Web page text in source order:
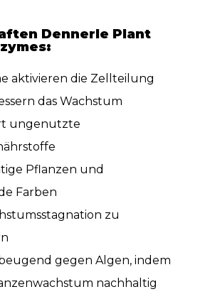
Dennerle Plant
aktivieren die Zellteilung
das Wachstum
ungenutzte
Pflanzen und
Farben
zu
gegen Algen, indem
nachhaltig